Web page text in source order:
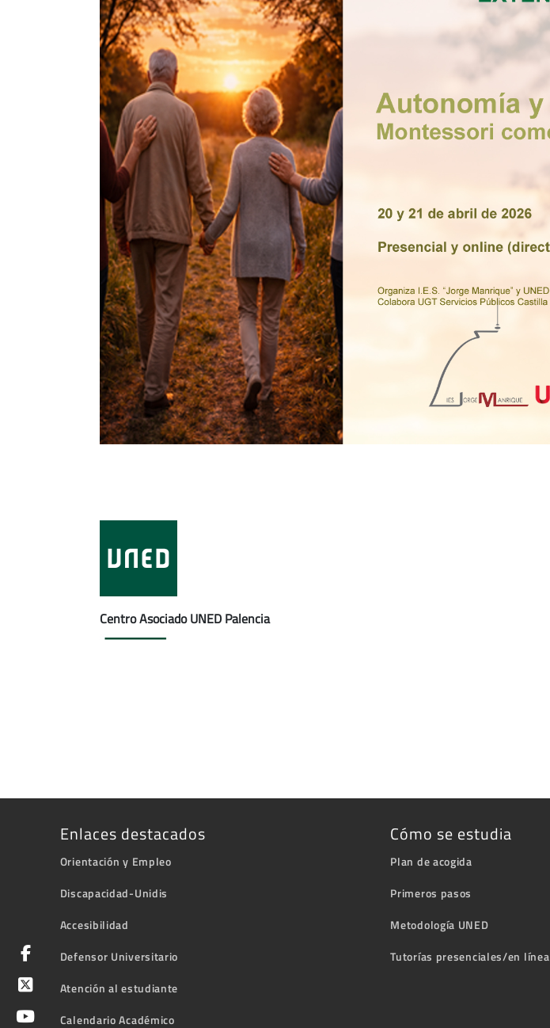
Centro Asociado UNED Palencia
Enlaces destacados
Orientación y Empleo
Discapacidad-Unidis
Accesibilidad
Defensor Universitario
Atención al estudiante
Calendario Académico
Cómo se estudia
Plan de acogida
Primeros pasos
Metodología UNED
Tutorías presenciales/en línea